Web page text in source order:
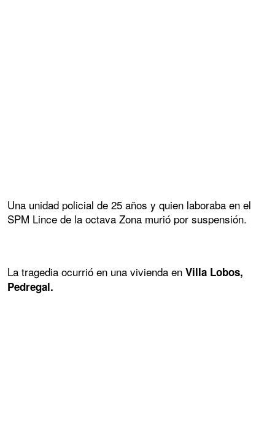
Una unidad policial de 25 años y quien laboraba en el
SPM Lince de la octava Zona murió por suspensión.
La tragedia ocurrió en una vivienda en Villa Lobos,
Pedregal.